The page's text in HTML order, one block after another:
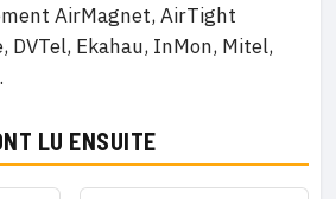
AirMagnet, AirTight
DVTel, Ekahau, InMon, Mitel,
LU ENSUITE